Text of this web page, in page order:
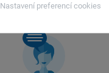
Nastavení preferencí cookies